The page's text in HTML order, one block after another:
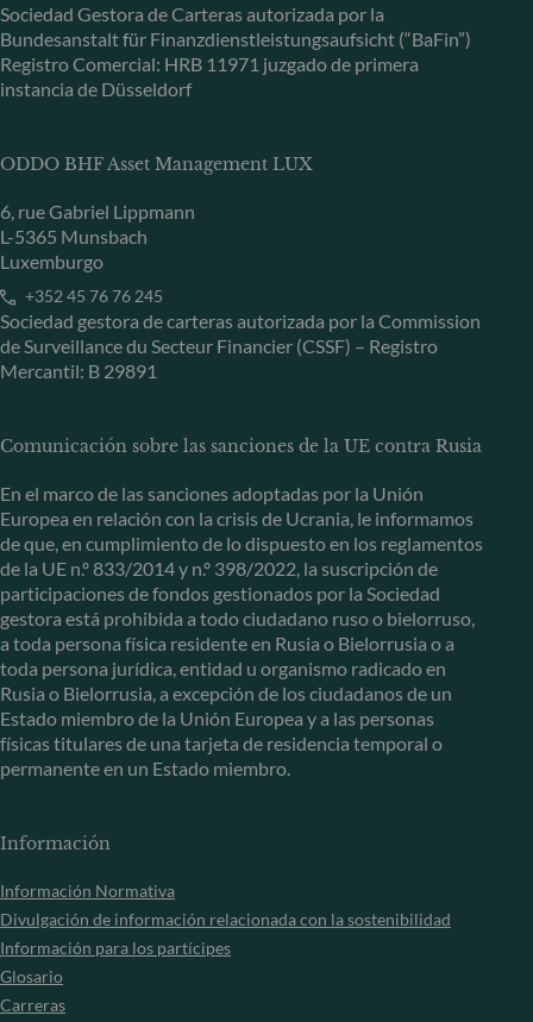
Sociedad Gestora de Carteras autorizada por la
Bundesanstalt für Finanzdienstleistungsaufsicht (“BaFin”)
Registro Comercial: HRB 11971 juzgado de primera
instancia de Düsseldorf
ODDO BHF Asset Management LUX
6, rue Gabriel Lippmann
L-5365 Munsbach
Luxemburgo
+352 45 76 76 245
Sociedad gestora de carteras autorizada por la Commission
de Surveillance du Secteur Financier (CSSF) – Registro
Mercantil: B 29891
Comunicación sobre las sanciones de la UE contra Rusia
En el marco de las sanciones adoptadas por la Unión
Europea en relación con la crisis de Ucrania, le informamos
de que, en cumplimiento de lo dispuesto en los reglamentos
de la UE n.º 833/2014 y n.º 398/2022, la suscripción de
participaciones de fondos gestionados por la Sociedad
gestora está prohibida a todo ciudadano ruso o bielorruso,
a toda persona física residente en Rusia o Bielorrusia o a
toda persona jurídica, entidad u organismo radicado en
Rusia o Bielorrusia, a excepción de los ciudadanos de un
Estado miembro de la Unión Europea y a las personas
físicas titulares de una tarjeta de residencia temporal o
permanente en un Estado miembro.
Información
Información Normativa
Divulgación de información relacionada con la sostenibilidad
Información para los partícipes
Glosario
Carreras